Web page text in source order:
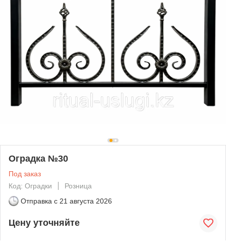
Оградка №30
Под заказ
Код: Оградки
Розница
Отправка с 21 августа 2026
Цену уточняйте